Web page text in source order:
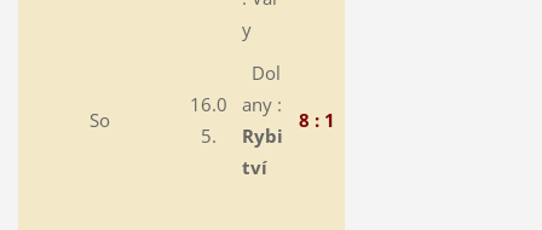
y
So
16.0
5.
Dol
any :
Rybi
tví
8 : 1